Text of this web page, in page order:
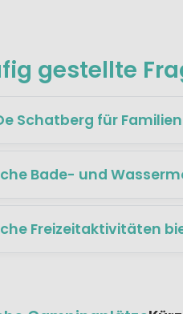
gestellte
Schatberg für
Bade- und
Freizeitaktivitäten